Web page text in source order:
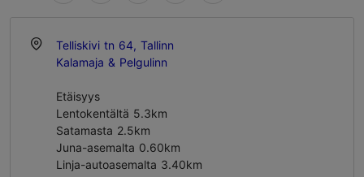
Telliskivi tn 64, Tallinn
Kalamaja & Pelgulinn
Etäisyys
Lentokentältä 5.3km
Satamasta 2.5km
Juna-asemalta 0.60km
Linja-autoasemalta 3.40km